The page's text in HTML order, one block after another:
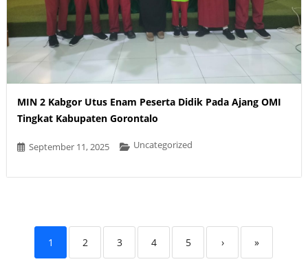
MIN 2 Kabgor Utus Enam Peserta Didik Pada Ajang OMI
Tingkat Kabupaten Gorontalo
September 11, 2025 Uncategorized
1 2 3 4 5 › »